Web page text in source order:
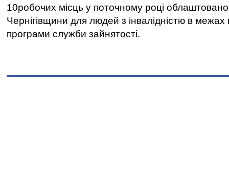
10робочих місць у поточному році
Чернігівщини для людей з інвалідністю в межах
програми служби зайнятості.